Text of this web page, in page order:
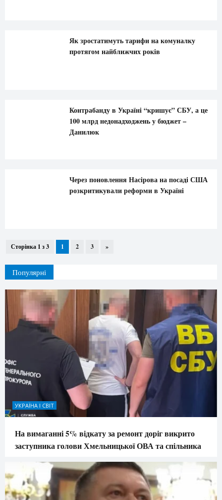
Як зростатимуть тарифи на комуналку
протягом найближчих років
Контрабанду в Україні “кришує” СБУ, а це
100 млрд недонадходжень у бюджет –
Данилюк
Через поновлення Насірова на посаді США
розкритикували реформи в Україні
Сторінка 1 з 3 1 2 3 »
Популярні
УКРАЇНА І СВІТ
На вимаганні 5% відкату за ремонт доріг викрито
заступника голови Хмельницької ОВА та спільника